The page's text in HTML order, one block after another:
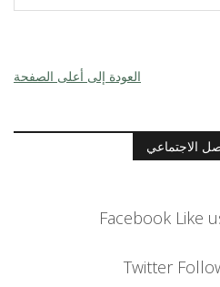
العودة إلى أعلى الصفحة
الاجتماعي
Facebook Like
Twitter